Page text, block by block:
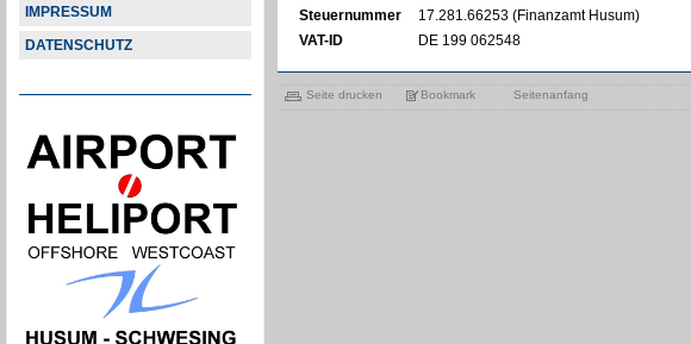
IMPRESSUM
DATENSCHUTZ
Steuernummer
17.281.66253 (Finanzamt Husum)
VAT-ID
DE 199 062548
Seite drucken Bookmark Seitenanfang